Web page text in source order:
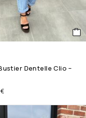
Dentelle Clio –
€